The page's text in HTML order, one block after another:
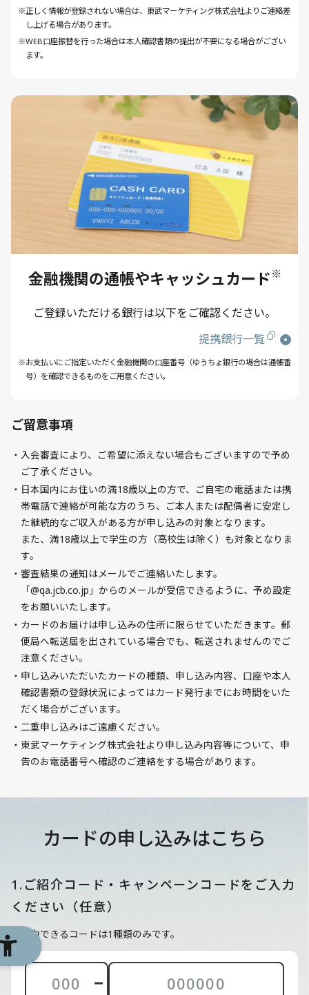
※正しく情報が登録されない場合は、東武マーケティング株式会社よりご連絡差
し上げる場合があります。
※WEB口座振替を行った場合は本人確認書類の提出が不要になる場合がござい
ます。
金融機関の通帳やキャッシュカード※
ご登録いただける銀行は以下をご確認ください。
提携銀行一覧
※お支払いにご指定いただく金融機関の口座番号（ゆうちょ銀行の場合は通帳番
号）を確認できるものをご用意ください。
ご留意事項
入会審査により、ご希望に添えない場合もございますので予め
ご了承ください。
日本国内にお住いの満18歳以上の方で、ご自宅の電話または携
帯電話で連絡が可能な方のうち、ご本人または配偶者に安定し
た継続的なご収入がある方が申し込みの対象となります。
また、満18歳以上で学生の方（高校生は除く）も対象となりま
す。
審査結果の通知はメールでご連絡いたします。
「@qa.jcb.co.jp」からのメールが受信できるように、予め設定
をお願いいたします。
カードのお届けは申し込みの住所に限らせていただきます。郵
便局へ転送届を出されている場合でも、転送されませんのでご
注意ください。
申し込みいただいたカードの種類、申し込み内容、口座や本人
確認書類の登録状況によってはカード発行までにお時間をいた
だく場合がございます。
二重申し込みはご遠慮ください。
東武マーケティング株式会社より申し込み内容等について、申
告のお電話番号へ確認のご連絡をする場合があります。
カードの申し込みはこちら
1.ご紹介コード・キャンペーンコードをご入力
ください（任意）
※入力できるコードは1種類のみです。